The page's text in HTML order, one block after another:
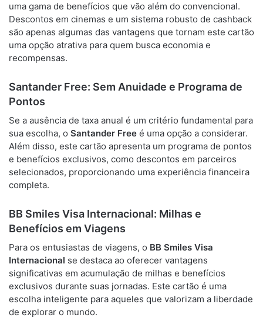
uma gama de benefícios que vão além do convencional.
Descontos em cinemas e um sistema robusto de cashback
são apenas algumas das vantagens que tornam este cartão
uma opção atrativa para quem busca economia e
recompensas.
Santander Free: Sem Anuidade e Programa de
Pontos
Se a ausência de taxa anual é um critério fundamental para
sua escolha, o Santander Free é uma opção a considerar.
Além disso, este cartão apresenta um programa de pontos
e benefícios exclusivos, como descontos em parceiros
selecionados, proporcionando uma experiência financeira
completa.
BB Smiles Visa Internacional: Milhas e
Benefícios em Viagens
Para os entusiastas de viagens, o BB Smiles Visa
Internacional se destaca ao oferecer vantagens
significativas em acumulação de milhas e benefícios
exclusivos durante suas jornadas. Este cartão é uma
escolha inteligente para aqueles que valorizam a liberdade
de explorar o mundo.